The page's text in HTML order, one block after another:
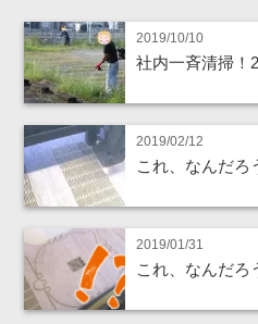
2019/10/10
社内一斉清掃！
2019/02/12
これ、なんだろ
2019/01/31
これ、なんだろ